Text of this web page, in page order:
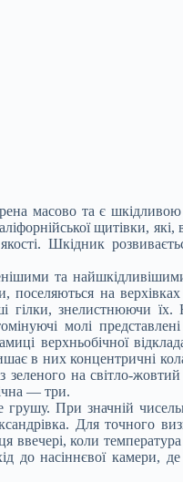
масово та є
щитівки,
Шкідник
та
на
знелистнюючи їх.
молі
верхньобічної
в них концентричні
на світло-
— три.
При значній
Для точного
ввечері, коли
до насіннєвої камери,